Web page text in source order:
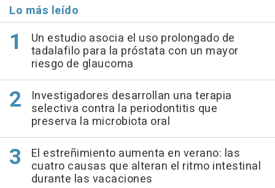
Lo más leído
Un estudio asocia el uso prolongado de
tadalafilo para la próstata con un mayor
riesgo de glaucoma
Investigadores desarrollan una terapia
selectiva contra la periodontitis que
preserva la microbiota oral
El estreñimiento aumenta en verano: las
cuatro causas que alteran el ritmo intestinal
durante las vacaciones